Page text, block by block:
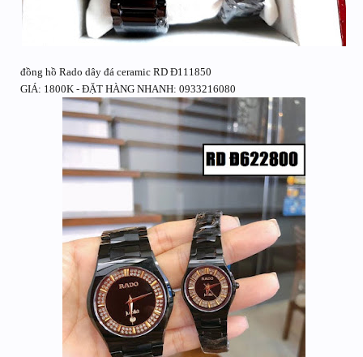
đồng hồ Rado dây đá ceramic RD Đ111850
GIÁ: 1800K - ĐẶT HÀNG NHANH: 0933216080